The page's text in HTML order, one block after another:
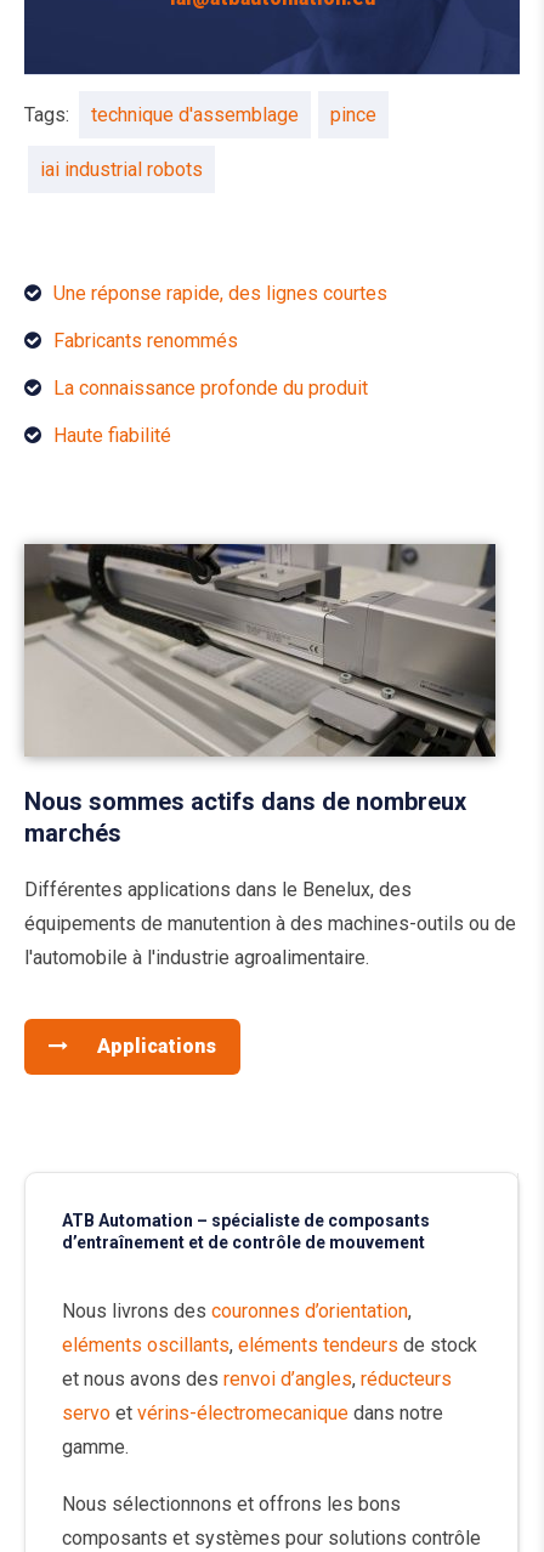
Tags: technique d'assemblage pince
iai industrial robots
Une réponse rapide, des lignes courtes
Fabricants renommés
La connaissance profonde du produit
Haute fiabilité
Nous sommes actifs dans de nombreux
marchés
Différentes applications dans le Benelux, des
équipements de manutention à des machines-outils ou de
l'automobile à l'industrie agroalimentaire.
Applications
ATB Automation – spécialiste de composants
d’entraînement et de contrôle de mouvement
Nous livrons des couronnes d’orientation,
eléments oscillants, eléments tendeurs de stock
et nous avons des renvoi d’angles, réducteurs
servo et vérins-électromecanique dans notre
gamme.
Nous sélectionnons et offrons les bons
composants et systèmes pour solutions contrôle